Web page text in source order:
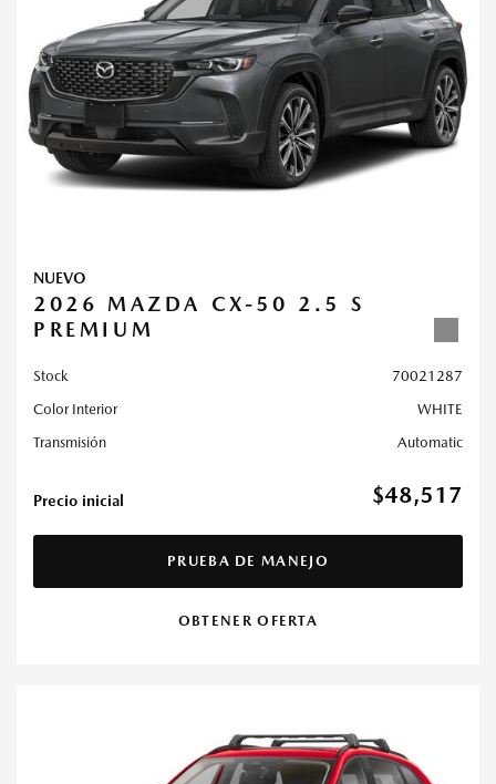
NUEVO
2026 MAZDA CX-50 2.5 S
PREMIUM
Stock
70021287
Color Interior
WHITE
Transmisión
Automatic
Precio inicial $48,517
PRUEBA DE MANEJO
OBTENER OFERTA